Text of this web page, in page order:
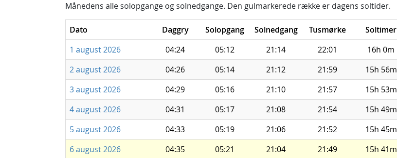
Månedens alle solopgange og solnedgange. Den gulmarkerede række er dagens soltider.
Dato Daggry Solopgang Solnedgang Tusmørke
Soltimer
1 august 2026
04:24 05:12 21:14 22:01
16h 0m
2 august 2026
04:26 05:14 21:12 21:59
15h 56m
3 august 2026
04:29 05:16 21:10 21:57
15h 53m
4 august 2026
04:31 05:17 21:08 21:54
15h 49m
5 august 2026
04:33 05:19 21:06 21:52
15h 45m
6 august 2026
04:35 05:21 21:04 21:49
15h 41m